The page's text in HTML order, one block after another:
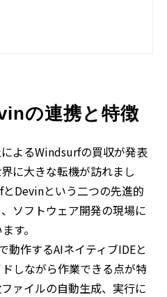
の連携と特徴
よるWindsurfの買収が発表
に大きな転機が訪れまし
Devinという二つの先進的
ソフトウェア開発の現場に
す。
動作するAIネイティブIDEと
しながら作業できる点が特
ァイルの自動生成、実行に